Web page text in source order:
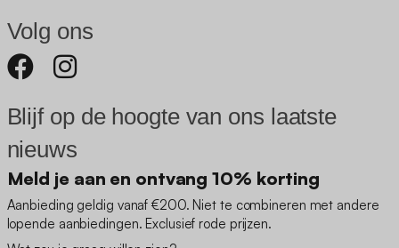
Volg ons
Blijf op de hoogte van ons laatste
nieuws
Meld je aan en ontvang 10% korting
Aanbieding geldig vanaf €200. Niet te combineren met andere
lopende aanbiedingen. Exclusief rode prijzen.